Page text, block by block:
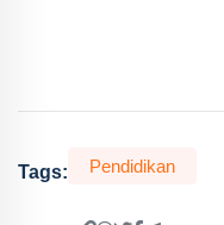
Tags: Pendidikan